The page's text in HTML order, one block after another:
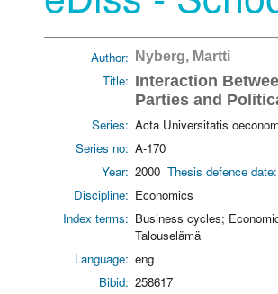
Author: Nyberg, Martti
Title: Interaction
Parties and
Series: Acta Universitatis
Series no: A-170
Year: 2000 Thesis defence date:
Discipline: Economics
Index terms: Business cycles;
Talouselämä
Language: eng
Bibid: 258617